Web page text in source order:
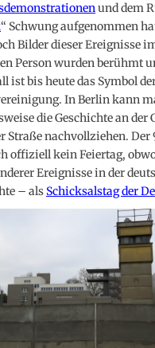
und dem
“ Schwung aufgenommen
Bilder dieser Ereignisse
Person wurden berühmt
ist bis heute das Symbol
In Berlin kann
die Geschichte an der
Straße nachvollziehen. Der
offiziell kein Feiertag,
Ereignisse in der
– als Schicksalstag der